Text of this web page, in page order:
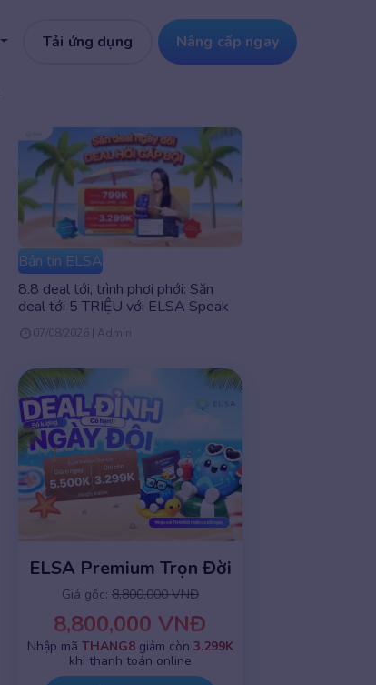
Tải ứng dụng Nâng cấp ngay
Bản tin ELSA
8.8 deal tới, trình phơi phới: Săn
deal tới 5 TRIỆU với ELSA Speak
07/08/2026 | Admin
ELSA Premium Trọn Đời
Giá gốc: 8,800,000 VNĐ
8,800,000 VNĐ
Nhập mã THANG8giảm còn 3.299K
khi thanh toán online